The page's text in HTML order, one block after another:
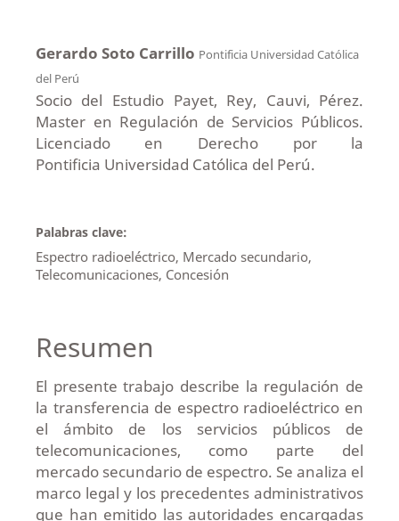
Gerardo Soto Carrillo Pontificia Universidad Católica
del Perú
Socio del Estudio Payet, Rey, Cauvi, Pérez.
Master en Regulación de Servicios Públicos.
Licenciado en Derecho por la
Pontificia Universidad Católica del Perú.
Palabras clave:
Espectro radioeléctrico, Mercado secundario,
Telecomunicaciones, Concesión
Resumen
El presente trabajo describe la regulación de
la transferencia de espectro radioeléctrico en
el ámbito de los servicios públicos de
telecomunicaciones, como parte del
mercado secundario de espectro. Se analiza el
marco legal y los precedentes administrativos
que han emitido las autoridades encargadas